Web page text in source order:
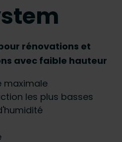
rénovations et
avec faible hauteur
maximale
les plus basses